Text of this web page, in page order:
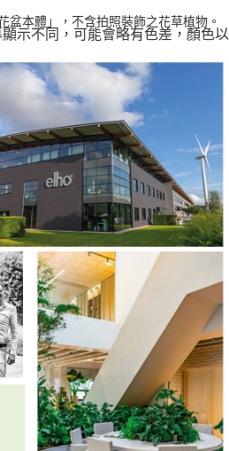
盆本體」，不含拍照裝飾之花草植物。
示不同，可能會略有色差，顏色以